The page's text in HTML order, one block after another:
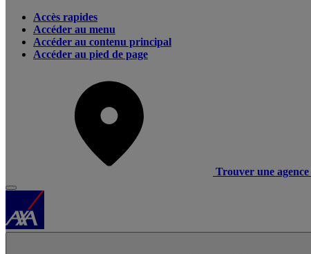
Accès rapides
Accéder au menu
Accéder au contenu principal
Accéder au pied de page
Trouver une agence